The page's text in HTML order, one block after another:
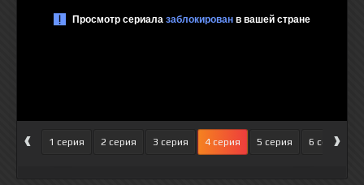
‹ 1 серия 2 серия 3 серия 4 серия 5 серия 6 серия
›